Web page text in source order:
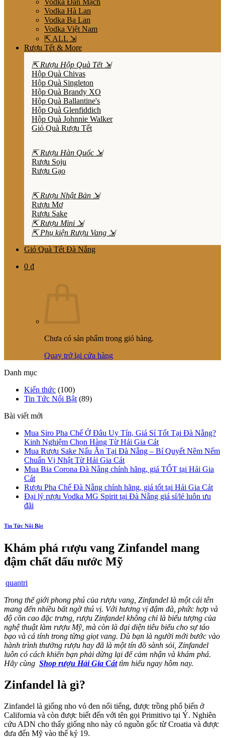
Vodka Đan Mạch
Vodka Hà Lan
Vodka Ba Lan
Vodka Việt Nam
⇱ ALL ⇲
Rượu Tết & More
⇱ Rượu Hộp Quà Tết ⇲
Hộp Quà Chivas
Hộp Quà Singleton
Hộp Quà Brandy XO
Hộp Quà Ballantine's
Hộp Quà Glenfiddich
Hộp Quà Johnnie Walker
Giỏ Quà Rượu Tết
⇱ Rượu Hàn Quốc ⇲
Rượu Soju
Rượu Gạo
⇱ Rượu Nhật Bản ⇲
Rượu Mơ
Rượu Sake
⇱ Rượu Mini ⇲
⇱ Phụ kiện Rượu Vang ⇲
Giỏ Quà Tết Đà Nẵng
0 ₫
Chưa có sản phẩm trong giỏ hàng.
Quay trở lại cửa hàng
Danh mục
Kiến thức (100)
Tin Tức Nổi Bật (89)
Bài viết mới
Mua Siro Pha Chế Ở Đâu Uy Tín, Giá Sỉ Tốt Tại Đà Nẵng?
Kinh Nghiệm Chọn Hàng Từ Hải Gia Cát
Mua Rượu Sake Nấu Ăn Tại Đà Nẵng – Bí Quyết Nêm Nếm
Chuẩn Vị Nhật Từ Hải Gia Cát
Mua Bia Corona Đà Nẵng chính hãng, giá TỐT tại Hải Gia
Cát
Rượu Pha Chế Đà Nẵng chính hãng, giá tốt tại Hải Gia Cát
Đại lý rượu Vodka MG Spirit tại Đà Nẵng giá sỉ/lẻ luôn ưu
đãi
Tin Tức Nổi Bật
Khám phá rượu vang Zinfandel mang
đậm chất dấu nước Mỹ
quantri
Trong thế giới phong phú của rượu vang, Zinfandel là một cái tên
mang đến nhiều bất ngờ thú vị. Với hương vị đậm đà, phức hợp và
độ cồn cao đặc trưng, rượu Zinfandel không chỉ là biểu tượng của
nghệ thuật làm rượu Mỹ, mà còn là đại diện tiêu biểu cho sự táo
bạo và cá tính trong từng giọt vang. Dù bạn là người mới bước vào
hành trình thưởng rượu hay đã là một tín đồ sành sỏi, Zinfandel
luôn có cách khiến bạn phải dừng lại để cảm nhận và khám phá.
Hãy cùng Shop rượu Hải Gia Cáttìm hiểu ngay hôm nay.
Zinfandel là gì?
Zinfandel là giống nho vỏ đen nổi tiếng, được trồng phổ biến ở
California và còn được biết đến với tên gọi Primitivo tại Ý. Nghiên
cứu ADN cho thấy giống nho này có nguồn gốc từ Croatia và được
đưa đến Mỹ vào thế kỷ 19.